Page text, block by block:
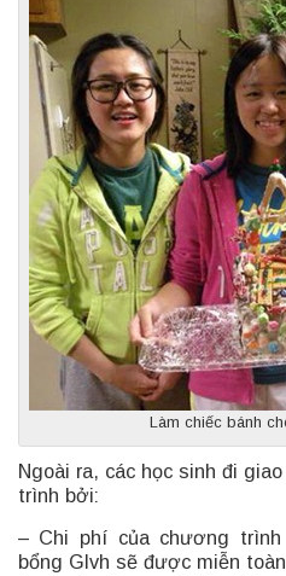
Làm chiếc bánh
Ngoài ra, các học sinh đi
trình bởi:
– Chi phí của chương
bổng Glvh sẽ được miễn